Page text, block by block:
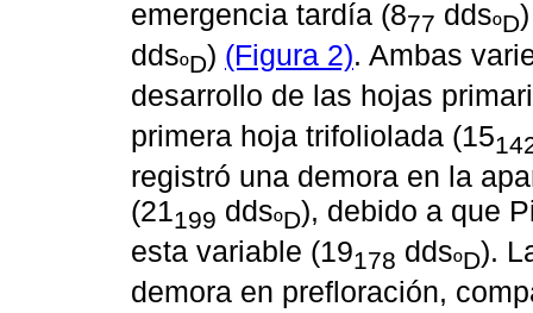
emergencia tardía (877 ddsºD
ddsºD) (Figura 2). Ambas
desarrollo de las hojas
primera hoja trifoliolada (15
registró una demora en la
(21 199 ddsºD), debido a que
esta variable (19178 ddsºD).
demora en prefloración,